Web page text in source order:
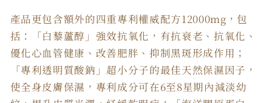
產品更包含額外的四重專利權威配方12000mg，包
括：「白藜蘆醇」強效抗氧化，有抗衰老、抗氧化、
優化心血管健康、改善肥胖、抑制黑斑形成作用；
「專利透明質酸鈉」超小分子的最佳天然保濕因子，
使全身皮膚保濕，專利成分可在6至8星期內減淡幼